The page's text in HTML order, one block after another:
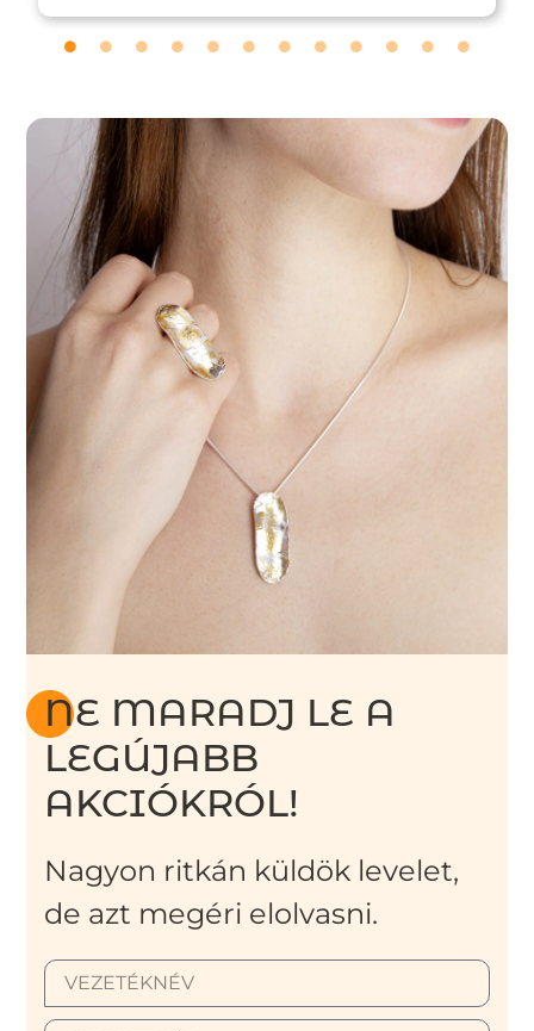
NE MARADJ LE A
LEGÚJABB
AKCIÓKRÓL!
Nagyon ritkán küldök levelet,
de azt megéri elolvasni.